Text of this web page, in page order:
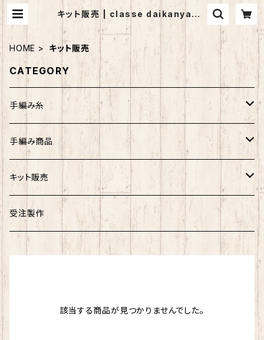
キット販売 | classe daikanyama
(クラッセ代官山）
HOME キット販売
CATEGORY
手編み糸
アンゴラホイップ
つややかコットン
ウォッシュコットン
リッチモア
シルクフィリーノ
手編み商品
マフラー
ストール
帽子
キット販売
バッグ
帽子
受注製作
該当する商品が見つかりませんでした。